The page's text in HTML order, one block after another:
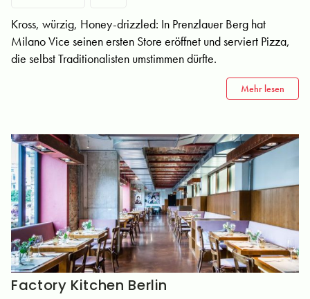
Kross, würzig, Honey-drizzled: In Prenzlauer Berg hat
Milano Vice seinen ersten Store eröffnet und serviert Pizza,
die selbst Traditionalisten umstimmen dürfte.
Mehr lesen
Factory Kitchen Berlin